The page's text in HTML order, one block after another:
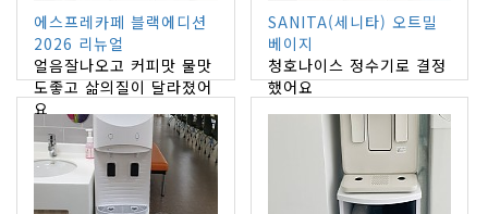
에스프레카페 블랙에디션
2026 리뉴얼
얼음잘나오고 커피맛 물맛
도좋고 삶의질이 달라졌어
요
SANITA(세니타) 오트밀
베이지
청호나이스 정수기로 결정
했어요